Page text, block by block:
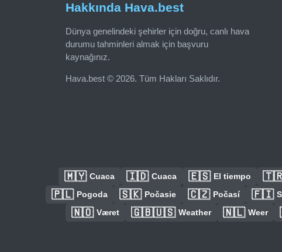
Hakkında Hava.best
Dünya genelindeki şehirler için doğru, canlı hava
durumu tahminleri almak için başvuru
kaynağınız.
Hava.best © 2026. Tüm Hakları Saklıdır.
🇲🇾 Cuaca 🇮🇩 Cuaca 🇪🇸 El tiempo
🇵🇱 Pogoda 🇸🇰 Počasie 🇨🇿 Počasí 🇫🇮
🇳🇴 Været 🇬🇧🇺🇸 Weather 🇳🇱 Weer